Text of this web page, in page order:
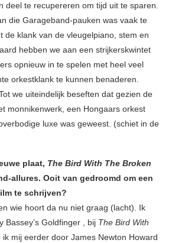
deel te recupereren om tijd uit te sparen.
die Garageband-pauken was vaak te
de klank van de vleugelpiano, stem en
hebben we aan een strijkerskwintet
opnieuw in te spelen met heel veel
orkestklank te kunnen benaderen.
we uiteindelijk beseften dat gezien de
monnikenwerk, een Hongaars orkest
luxe was geweest. (schiet in de
plaat, The Bird With The Broken
allures. Ooit van gedroomd om een
te schrijven?
wie hoort da nu niet graag (lacht). Ik
Bassey’s Goldfinger , bij The Bird With
ik mij eerder door James Newton Howard